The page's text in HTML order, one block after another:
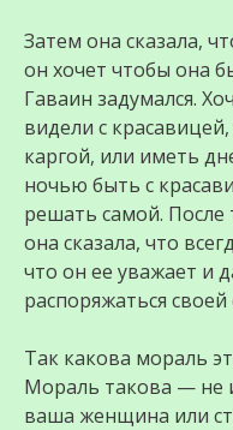
Затем она сказала,
он хочет чтобы она
Гаваин задумался.
видели с
каргой, или иметь
ночью быть с
решать самой. После
она сказала, что
что он ее уважает и
распоряжаться
Так какова мораль
Мораль такова — не
ваша женщина или